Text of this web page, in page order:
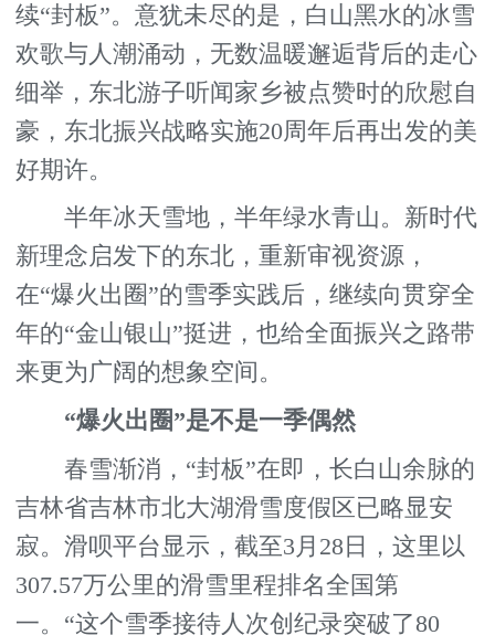
续“封板”。意犹未尽的是，白山黑水的冰雪
欢歌与人潮涌动，无数温暖邂逅背后的走心
细举，东北游子听闻家乡被点赞时的欣慰自
豪，东北振兴战略实施20周年后再出发的美
好期许。
半年冰天雪地，半年绿水青山。新时代
新理念启发下的东北，重新审视资源，
在“爆火出圈”的雪季实践后，继续向贯穿全
年的“金山银山”挺进，也给全面振兴之路带
来更为广阔的想象空间。
“爆火出圈”是不是一季偶然
春雪渐消，“封板”在即，长白山余脉的
吉林省吉林市北大湖滑雪度假区已略显安
寂。滑呗平台显示，截至3月28日，这里以
307.57万公里的滑雪里程排名全国第
一。“这个雪季接待人次创纪录突破了80